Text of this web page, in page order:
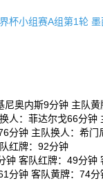
杯小组赛A组第1轮
奥内斯9分钟 主队黄
人：菲达尔戈66分钟
分钟 主队换人：希门
红牌：92分钟
钟 客队红牌：49分钟
分钟 客队黄牌：74